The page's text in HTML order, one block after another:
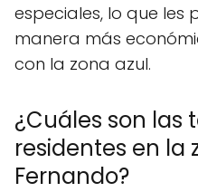
especiales, lo que
manera más
con la zona azul.
¿Cuáles son las
residentes en la
Fernando?